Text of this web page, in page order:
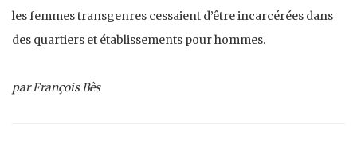
les femmes transgenres cessaient d’être incarcérées dans
des quartiers et établissements pour hommes.
par François Bès